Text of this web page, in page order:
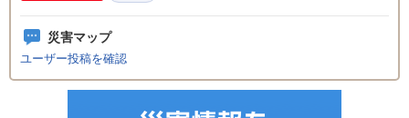
災害マップ
ユーザー投稿を確認